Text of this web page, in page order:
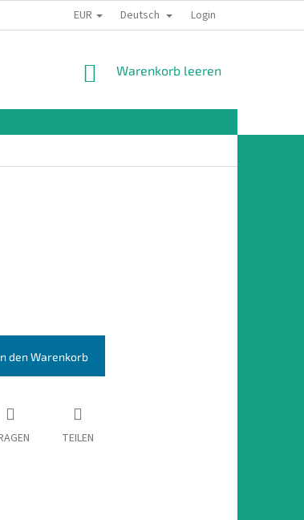
EUR Deutsch Login
WARENKORB
Warenkorb leeren
den Warenkorb
TEILEN